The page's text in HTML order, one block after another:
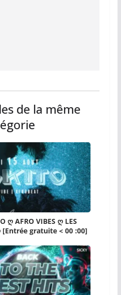
de la même
ღ AFRO VIBES ღ LES
[Entrée gratuite < 00 :00]